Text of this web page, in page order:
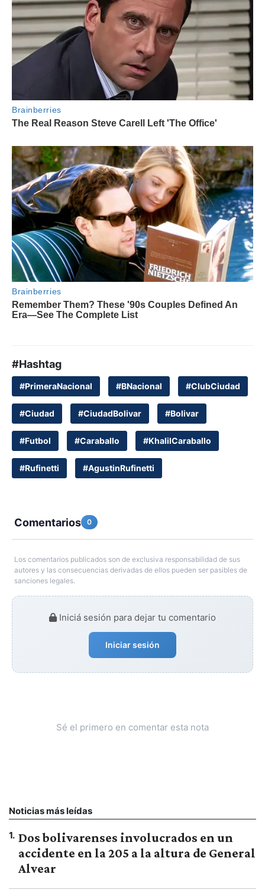
#Hashtag
#PrimeraNacional #BNacional #ClubCiudad
#Ciudad #CiudadBolivar #Bolivar
#Futbol #Caraballo #KhalilCaraballo
#Rufinetti #AgustinRufinetti
Comentarios 0
Los comentarios publicados son de exclusiva responsabilidad de sus
autores y las consecuencias derivadas de ellos pueden ser pasibles de
sanciones legales.
Iniciá sesión para dejar tu comentario
Iniciar sesión
Sé el primero en comentar esta nota
Noticias más leídas
1. Dos bolivarenses involucrados en un
accidente en la 205 a la altura de General
Alvear